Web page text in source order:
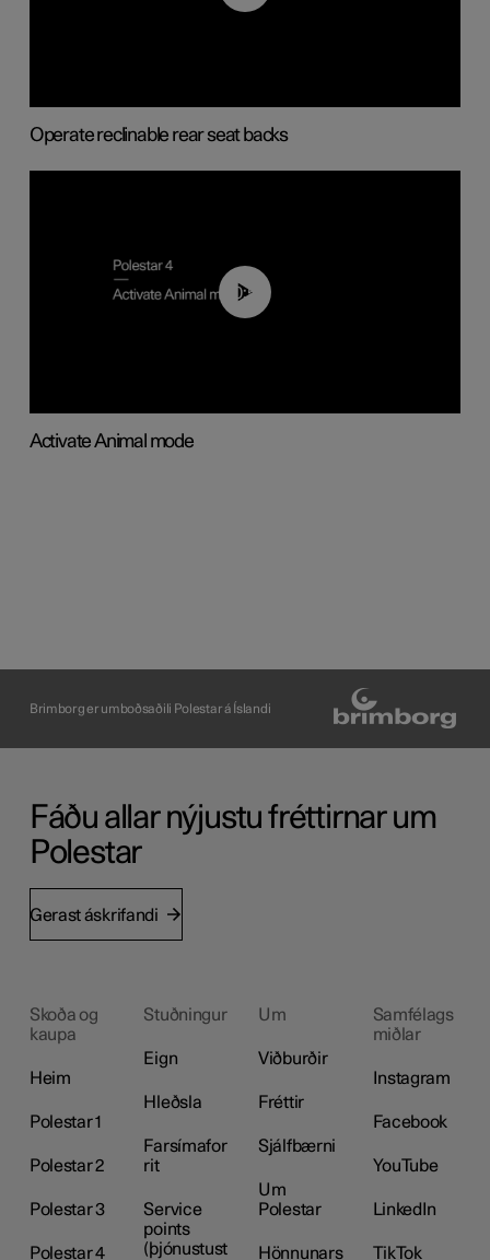
Operate reclinable rear seat backs
00:56
Activate Animal mode
Brimborg er umboðsaðili Polestar á Íslandi
Fáðu allar nýjustu fréttirnar um
Polestar
Gerast áskrifandi
Skoða og
kaupa
Heim
Polestar 1
Polestar 2
Polestar 3
Polestar 4
Stuðningur
Eign
Hleðsla
Farsímafor
rit
Service
points
(þjónustust
Um
Viðburðir
Fréttir
Sjálfbærni
Um
Polestar
Hönnunars
Samfélags
miðlar
Instagram
Facebook
YouTube
LinkedIn
TikTok